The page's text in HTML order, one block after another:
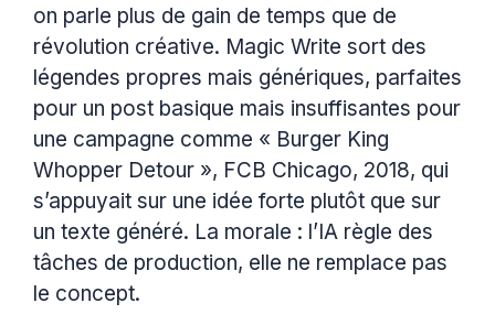
on parle plus de gain de temps que de
révolution créative. Magic Write sort des
légendes propres mais génériques, parfaites
pour un post basique mais insuffisantes pour
une campagne comme « Burger King
Whopper Detour », FCB Chicago, 2018, qui
s’appuyait sur une idée forte plutôt que sur
un texte généré. La morale : l’IA règle des
tâches de production, elle ne remplace pas
le concept.